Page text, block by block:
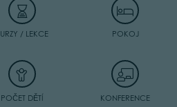
/ LEKCE POKOJ
POČET DĚTÍ KONFERENCE